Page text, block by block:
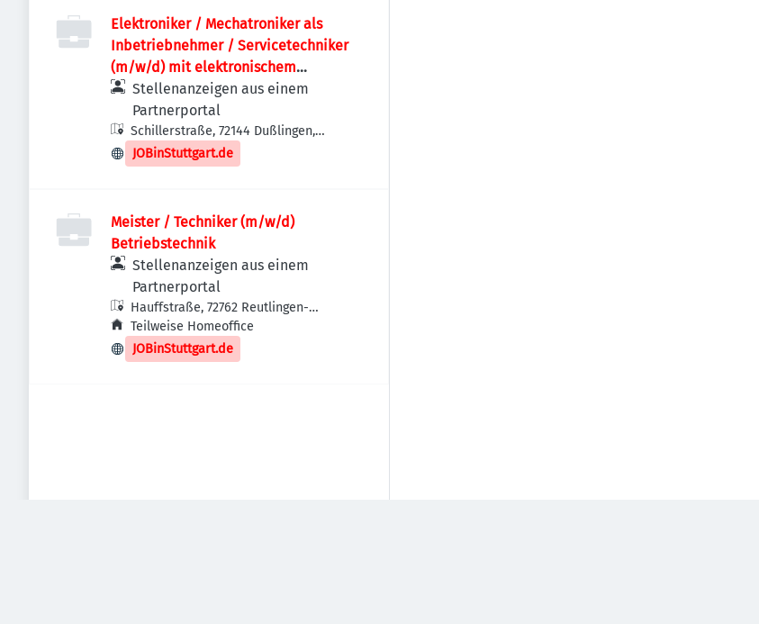
Elektroniker / Mechatroniker als
Inbetriebnehmer / Servicetechniker
(m/w/d) mit elektronischem
Hintergrund im Bereich
Schweißtechnik
Stellenanzeigen aus einem
Partnerportal
Schillerstraße, 72144 Dußlingen,
Deutschland
JOBinStuttgart.de
Meister / Techniker (m/w/d)
Betriebstechnik
Stellenanzeigen aus einem
Partnerportal
Hauffstraße, 72762 Reutlingen-
Betzingen, Deutschland
Teilweise Homeoffice
JOBinStuttgart.de